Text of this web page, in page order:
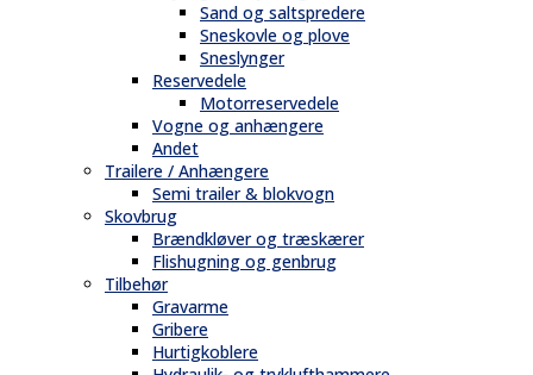
Sand og saltspredere
Sneskovle og plove
Sneslynger
Reservedele
Motorreservedele
Vogne og anhængere
Andet
Trailere / Anhængere
Semi trailer & blokvogn
Skovbrug
Brændkløver og træskærer
Flishugning og genbrug
Tilbehør
Gravarme
Gribere
Hurtigkoblere